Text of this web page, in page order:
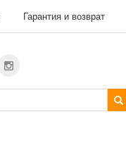
Гарантия и возврат